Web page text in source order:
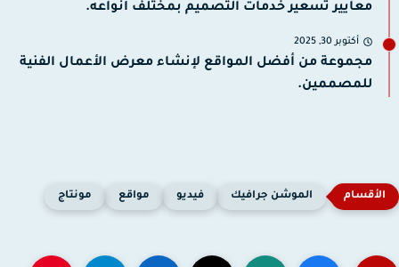
معايير تسعير خدمات التصميم بمختلف أنواعه.
أكتوبر 30, 2025
مجموعة من أفضل المواقع لإنشاء معرض الأعمال الفنية
للمصممين.
الموشن جرافيك فيديو مواقع مونتاج